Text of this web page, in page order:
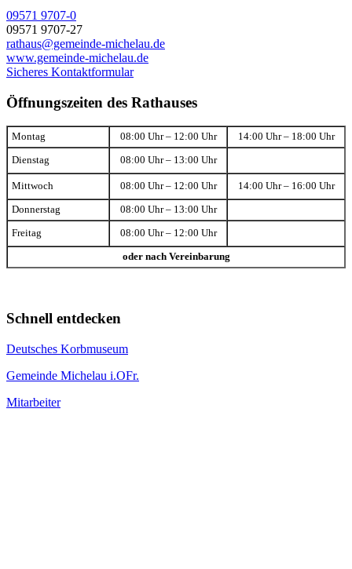
09571 9707-0
09571 9707-27
rathaus@gemeinde-michelau.de
www.gemeinde-michelau.de
Sicheres Kontaktformular
Öffnungszeiten des Rathauses
Montag 08:00 Uhr – 12:00 Uhr 14:00 Uhr – 18:00 Uhr
Dienstag 08:00 Uhr – 13:00 Uhr
Mittwoch 08:00 Uhr – 12:00 Uhr 14:00 Uhr – 16:00 Uhr
Donnerstag 08:00 Uhr – 13:00 Uhr
Freitag 08:00 Uhr – 12:00 Uhr
oder nach Vereinbarung
Schnell entdecken
Deutsches Korbmuseum
Gemeinde Michelau i.OFr.
Mitarbeiter